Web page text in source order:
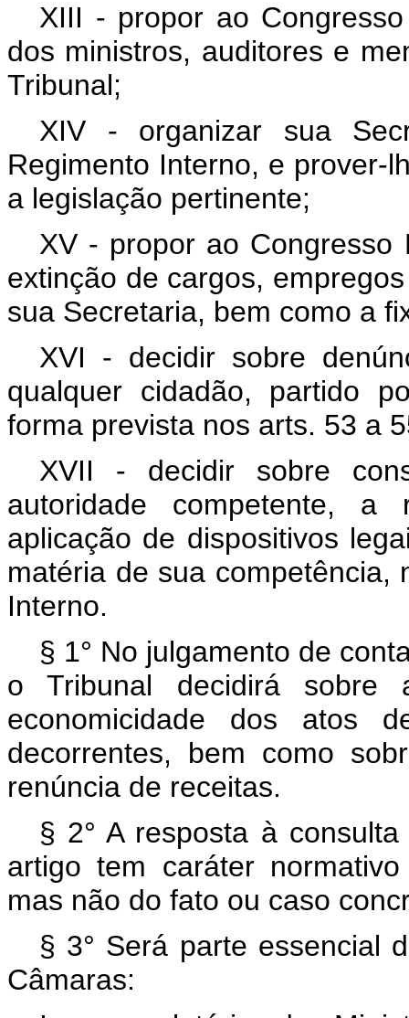
XIII - propor ao
dos ministros, auditores e
Tribunal;
XIV - organizar sua
Regimento Interno, e prover-
a legislação pertinente;
XV - propor ao Congresso
extinção de cargos,
sua Secretaria, bem como a
XVI - decidir sobre
qualquer cidadão, partido
forma prevista nos arts. 53 a
XVII - decidir sobre
autoridade competente,
aplicação de dispositivos
matéria de sua competência,
Interno.
§ 1° No julgamento de
o Tribunal decidirá
economicidade dos atos
decorrentes, bem como
renúncia de receitas.
§ 2° A resposta à
artigo tem caráter
mas não do fato ou caso
§ 3° Será parte essencial
Câmaras: